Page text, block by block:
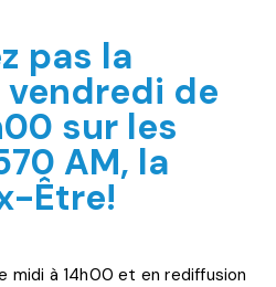
pas la
de
sur les
AM, la
Être!
midi à 14h00 et en rediffusion